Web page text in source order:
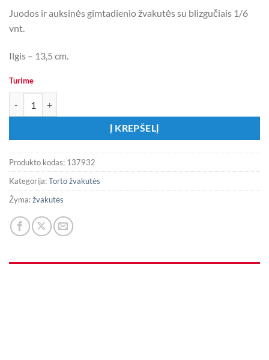
Juodos ir auksinės gimtadienio žvakutės su blizgučiais 1/6
vnt.
Ilgis – 13,5 cm.
Turime
Į KREPŠELĮ
Produkto kodas: 137932
Kategorija:Torto žvakutės
Žyma:žvakutės